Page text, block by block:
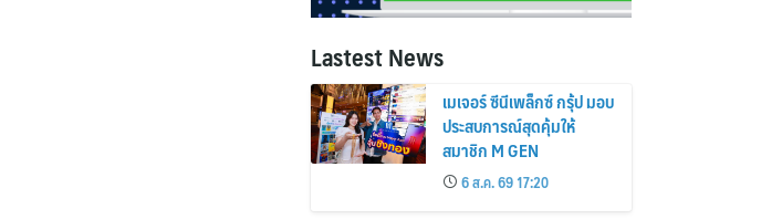
Lastest News
เมเจอร์ ซีนีเพล็กซ์ กรุ้ป มอบ
ประสบการณ์สุดคุ้มให้
สมาชิก M GEN
6 ส.ค. 69 17:20